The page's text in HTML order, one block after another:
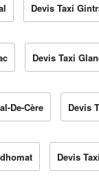
Devis Taxi
Devis Taxi
De-Cère Devis
Devis